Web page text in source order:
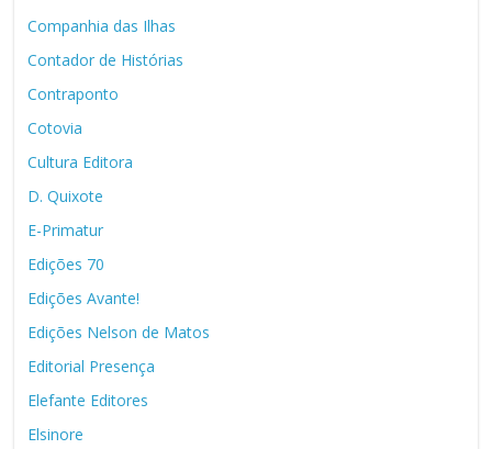
Companhia das Ilhas
Contador de Histórias
Contraponto
Cotovia
Cultura Editora
D. Quixote
E-Primatur
Edições 70
Edições Avante!
Edições Nelson de Matos
Editorial Presença
Elefante Editores
Elsinore